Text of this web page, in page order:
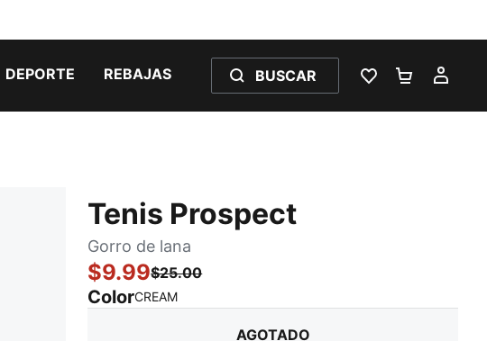
DEPORTE REBAJAS BUSCAR
LISTA DE
Tenis Prospect
Gorro de lana
$9.99$25.00
ColorCREAM:
AGOTADO